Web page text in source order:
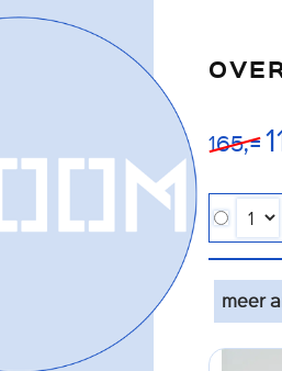
165,=
meer